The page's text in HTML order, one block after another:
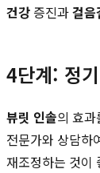
건강 증진과걸음
4단계: 정
뷰릿 인솔의 효
전문가와 상담하
재조정하는 것이